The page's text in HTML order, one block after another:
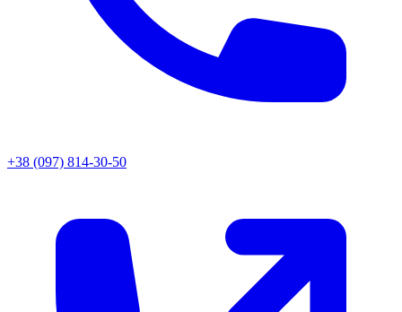
+38 (097) 814-30-50